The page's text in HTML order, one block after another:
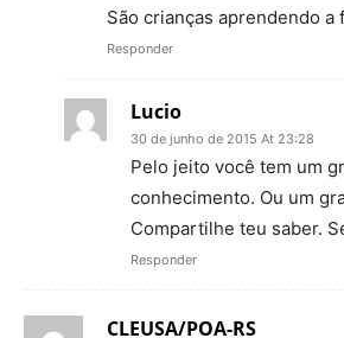
São crianças aprendendo a
Responder
Lucio
30 de junho de 2015 At 23:28
Pelo jeito você tem um
conhecimento. Ou um
Compartilhe teu saber.
Responder
CLEUSA/POA-RS